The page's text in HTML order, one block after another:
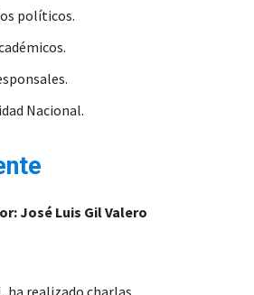
políticos.
Nacional.
José Luis Gil Valero
ha realizado charlas